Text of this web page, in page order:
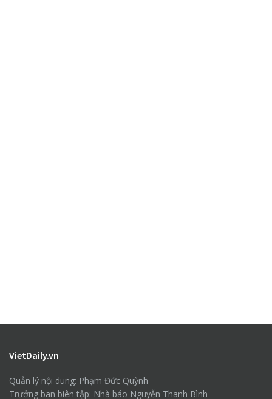
VietDaily.vn
Quản lý nội dung: Phạm Đức Quỳnh
Trưởng ban biên tập: Nhà báo Nguyễn Thanh Bình